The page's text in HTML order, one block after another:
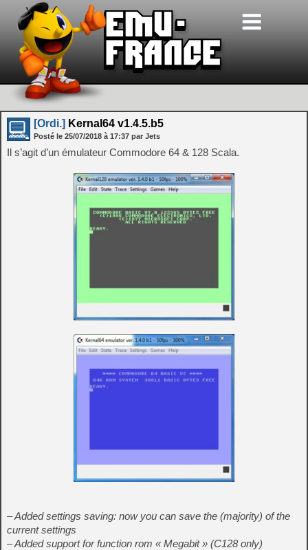
[Ordi.] Kernal64 v1.4.5.b5
Posté le 25/07/2018 à 17:37 par Jets
Il s’agit d’un émulateur Commodore 64 & 128 Scala.
– Added settings saving: now you can save the (majority) of the
current settings
– Added support for function rom « Megabit » (C128 only)